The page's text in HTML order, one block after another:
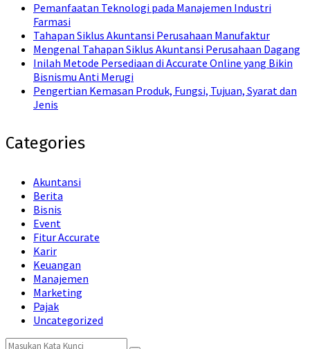
Pemanfaatan Teknologi pada Manajemen Industri
Farmasi
Tahapan Siklus Akuntansi Perusahaan Manufaktur
Mengenal Tahapan Siklus Akuntansi Perusahaan Dagang
Inilah Metode Persediaan di Accurate Online yang Bikin
Bisnismu Anti Merugi
Pengertian Kemasan Produk, Fungsi, Tujuan, Syarat dan
Jenis
Categories
Akuntansi
Berita
Bisnis
Event
Fitur Accurate
Karir
Keuangan
Manajemen
Marketing
Pajak
Uncategorized
Search